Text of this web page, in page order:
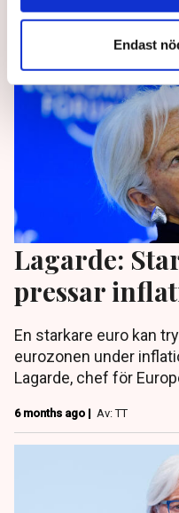
Endast
Lagarde:
pressar
En starkare euro kan
eurozonen under
Lagarde, chef för
6 months ago | Av: TT